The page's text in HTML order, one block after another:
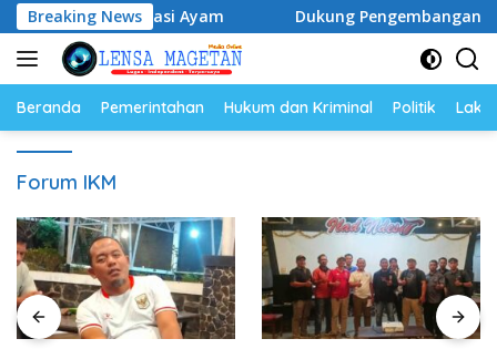
Langsung
ke
konten
Breaking News
Populasi Ayam Dukung Pengembangan Kampus
Beranda Pemerintahan Hukum dan Kriminal Politik
Forum IKM